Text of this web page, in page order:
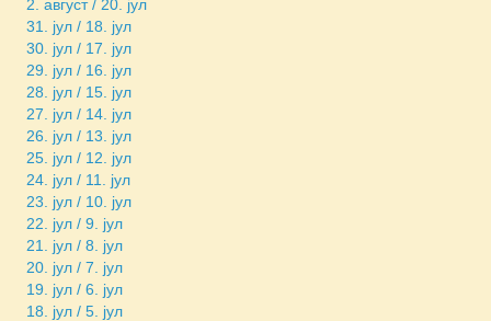
2. август / 20. јул
31. јул / 18. јул
30. јул / 17. јул
29. јул / 16. јул
28. јул / 15. јул
27. јул / 14. јул
26. јул / 13. јул
25. јул / 12. јул
24. јул / 11. јул
23. јул / 10. јул
22. јул / 9. јул
21. јул / 8. јул
20. јул / 7. јул
19. јул / 6. јул
18. јул / 5. јул